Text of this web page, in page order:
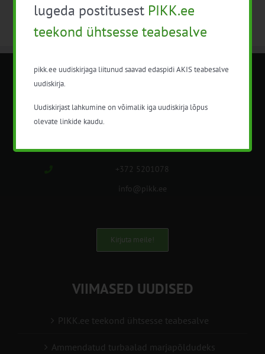
METK NÕUANDETEENISTUS
Nõuandeteenistuse nimetuse alt
+372 5201078
info@pikk.ee
Kirjuta meile!
VIIMASED UUDISED
PIKK.ee teekond ühtsesse teabesalve
Ammendatud turbaalad marjapõldudeks
lugeda postitusest PIKK.ee
teekond ühtsesse teabesalve
pikk.ee uudiskirjaga liitunud saavad edaspidi AKIS teabesalve
uudiskirja.
Uudiskirjast lahkumine on võimalik iga uudiskirja lõpus
olevate linkide kaudu.